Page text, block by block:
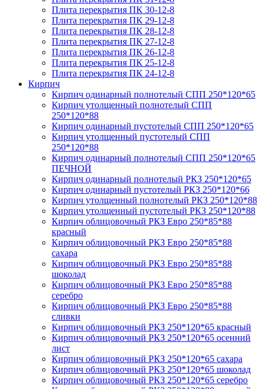
Плита перекрытия ПК 30-12-8
Плита перекрытия ПК 29-12-8
Плита перекрытия ПК 28-12-8
Плита перекрытия ПК 27-12-8
Плита перекрытия ПК 26-12-8
Плита перекрытия ПК 25-12-8
Плита перекрытия ПК 24-12-8
Кирпич
Кирпич одинарный полнотелый СПП 250*120*65
Кирпич утолщенный полнотелый СПП
250*120*88
Кирпич одинарный пустотелый СПП 250*120*65
Кирпич утолщенный пустотелый СПП
250*120*88
Кирпич одинарный полнотелый СПП 250*120*65
ПЕЧНОЙ
Кирпич одинарный полнотелый РКЗ 250*120*65
Кирпич одинарный пустотелый РКЗ 250*120*66
Кирпич утолщенный полнотелый РКЗ 250*120*88
Кирпич утолщенный пустотелый РКЗ 250*120*88
Кирпич облицовочный РКЗ Евро 250*85*88
красный
Кирпич облицовочный РКЗ Евро 250*85*88
сахара
Кирпич облицовочный РКЗ Евро 250*85*88
шоколад
Кирпич облицовочный РКЗ Евро 250*85*88
серебро
Кирпич облицовочный РКЗ Евро 250*85*88
сливки
Кирпич облицовочный РКЗ 250*120*65 красный
Кирпич облицовочный РКЗ 250*120*65 осенний
лист
Кирпич облицовочный РКЗ 250*120*65 сахара
Кирпич облицовочный РКЗ 250*120*65 шоколад
Кирпич облицовочный РКЗ 250*120*65 серебро